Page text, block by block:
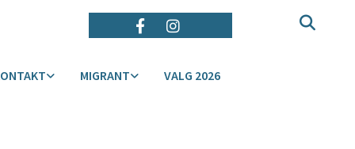
MIGRANT VALG 2026